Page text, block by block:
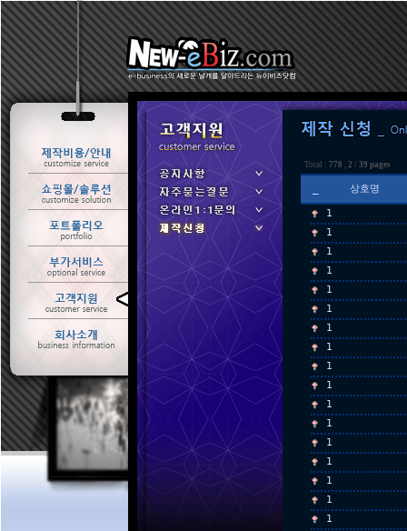
Total : 778 , 2 / 39 pages
상호명
1
1
1
1
1
1
1
1
1
1
1
1
1
1
1
1
1
ㆍ 공지사항
ㆍ 자주묻는질문
ㆍ 온라인1:1문의
ㆍ 제작신청